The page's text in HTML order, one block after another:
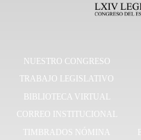
NUESTRO CONGRESO
TRABAJO LEGISLATIVO
BIBLIOTECA VIRTUAL
CORREO INSTITUCIONAL
TIMBRADOS NÓMINA